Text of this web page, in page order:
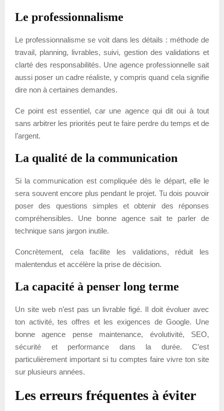
Le professionnalisme
Le professionnalisme se voit dans les détails : méthode de
travail, planning, livrables, suivi, gestion des validations et
clarté des responsabilités. Une agence professionnelle sait
aussi poser un cadre réaliste, y compris quand cela signifie
dire non à certaines demandes.
Ce point est essentiel, car une agence qui dit oui à tout
sans arbitrer les priorités peut te faire perdre du temps et de
l’argent.
La qualité de la communication
Si la communication est compliquée dès le départ, elle le
sera souvent encore plus pendant le projet. Tu dois pouvoir
poser des questions simples et obtenir des réponses
compréhensibles. Une bonne agence sait te parler de
technique sans jargon inutile.
Concrètement, cela facilite les validations, réduit les
malentendus et accélère la prise de décision.
La capacité à penser long terme
Un site web n’est pas un livrable figé. Il doit évoluer avec
ton activité, tes offres et les exigences de Google. Une
bonne agence pense maintenance, évolutivité, SEO,
sécurité et performance dans la durée. C’est
particulièrement important si tu comptes faire vivre ton site
sur plusieurs années.
Les erreurs fréquentes à éviter